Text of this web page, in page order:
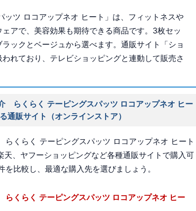
ッツ ロコアップネオ ヒート」は、フィットネスや
アで、美容効果も期待できる商品です。3枚セッ
ラックとベージュから選べます。通販サイト「ショ
れており、テレビショッピングと連動して販売さ
らくらく テーピングスパッツ ロコアップネオ ヒー
通販サイト（オンラインストア）
らくらく テーピングスパッツ ロコアップネオ ヒート
天、ヤフーショッピングなど各種通販サイトで購入可
比較し、最適な購入先を選びましょう。
くらく テーピングスパッツ ロコアップネオ ヒー